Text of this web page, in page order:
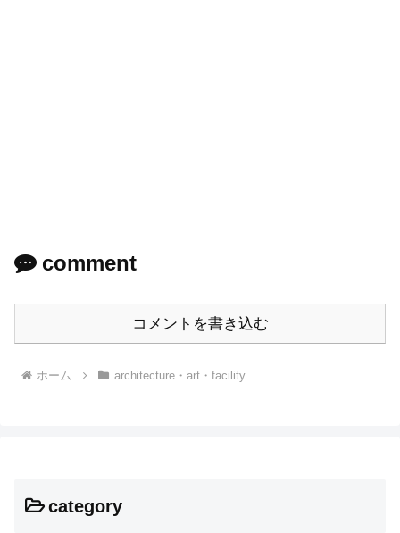
comment
コメントを書き込む
ホーム architecture・art・facility
category